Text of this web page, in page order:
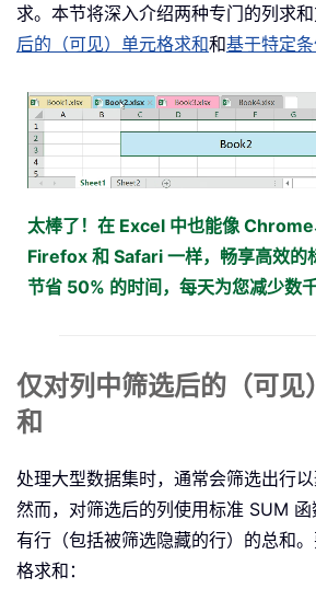
求。本节将深入介绍两种专门的列求和
后的（可见）单元格求和和基于特定
太棒了！在 Excel 中也能像 Chrome
Firefox 和 Safari 一样，畅享高效的
节省 50% 的时间，每天为您减少数
仅对列中筛选后的（可见
和
处理大型数据集时，通常会筛选出行以
然而，对筛选后的列使用标准 SUM
有行（包括被筛选隐藏的行）的总和
格求和：